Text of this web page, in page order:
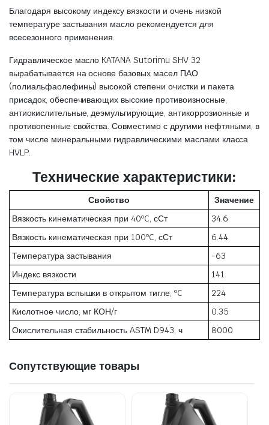
Благодаря высокому индексу вязкости и очень низкой
температуре застывания масло рекомендуется для
всесезонного применения.
Гидравлическое масло KATANA Sutorimu SHV 32
вырабатывается на основе базовых масел ПАО
(полиальфаолефины) высокой степени очистки и пакета
присадок, обеспечивающих высокие противоизносные,
антиокислительные, деэмульгирующие, антикоррозионные и
противопенные свойства. Совместимо с другими нефтяными, в
том числе минеральными гидравлическими маслами класса
HVLP.
Технические характеристики:
Свойство
Значение
Вязкость кинематическая при 40ºC, сСт
34.6
Вязкость кинематическая при 100ºC, сСт
6.44
Температура застывания
-63
Индекс вязкости
141
Температура вспышки в открытом тигле, ºC
224
Кислотное число, мг КОН/г
0.35
Окислительная стабильность ASTM D943, ч
8000
Сопутствующие товары